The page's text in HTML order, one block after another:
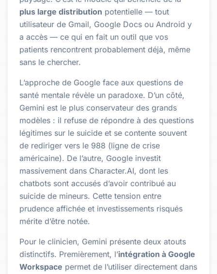
plus large distribution potentielle — tout
utilisateur de Gmail, Google Docs ou Android y
a accès — ce qui en fait un outil que vos
patients rencontrent probablement déjà, même
sans le chercher.
L’approche de Google face aux questions de
santé mentale révèle un paradoxe. D’un côté,
Gemini est le plus conservateur des grands
modèles : il refuse de répondre à des questions
légitimes sur le suicide et se contente souvent
de rediriger vers le 988 (ligne de crise
américaine). De l’autre, Google investit
massivement dans Character.AI, dont les
chatbots sont accusés d’avoir contribué au
suicide de mineurs. Cette tension entre
prudence affichée et investissements risqués
mérite d’être notée.
Pour le clinicien, Gemini présente deux atouts
distinctifs. Premièrement, l’intégration à Google
Workspace permet de l’utiliser directement dans